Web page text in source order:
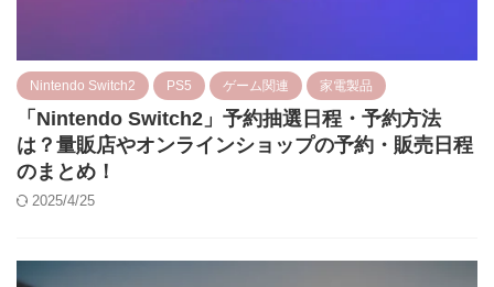
Nintendo Switch2 PS5 ゲーム関連 家電製品
「Nintendo Switch2」予約抽選日程・予約方法
は？量販店やオンラインショップの予約・販売日程
のまとめ！
2025/4/25